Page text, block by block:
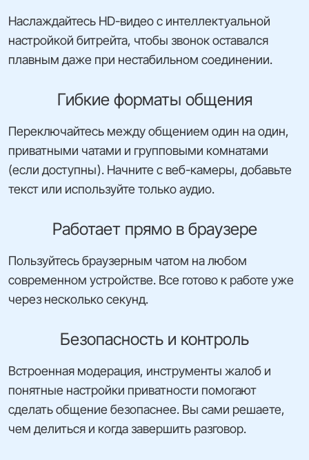
Наслаждайтесь HD-видео с интеллектуальной
настройкой битрейта, чтобы звонок оставался
плавным даже при нестабильном соединении.
Гибкие форматы общения
Переключайтесь между общением один на один,
приватными чатами и групповыми комнатами
(если доступны). Начните с веб-камеры, добавьте
текст или используйте только аудио.
Работает прямо в браузере
Пользуйтесь браузерным чатом на любом
современном устройстве. Все готово к работе уже
через несколько секунд.
Безопасность и контроль
Встроенная модерация, инструменты жалоб и
понятные настройки приватности помогают
сделать общение безопаснее. Вы сами решаете,
чем делиться и когда завершить разговор.